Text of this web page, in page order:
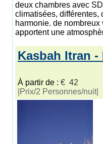
deux chambres avec
climatisées, différentes,
harmonie. de
apportent une
Kasbah Itran -
À partir de : € 42
|Prix/2 Personnes/nuit|